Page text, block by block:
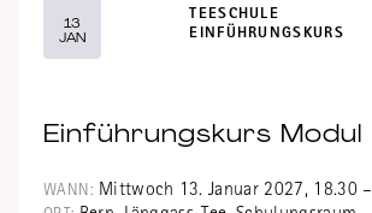
13
JAN
TEESCHULE
EINFÜHRUNGSKURS
Einführungskurs Modul
WANN: Mittwoch 13. Januar 2027, 18.30